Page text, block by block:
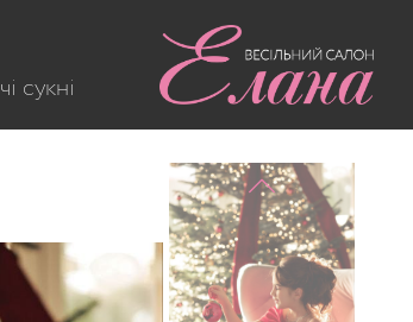
kristal
сукні